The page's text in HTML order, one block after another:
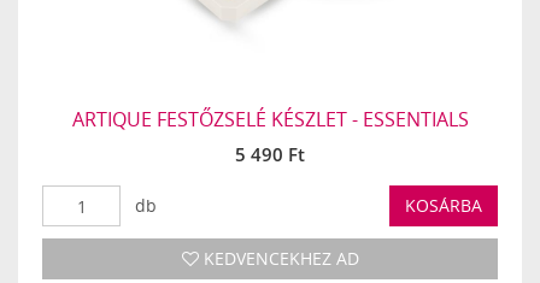
ARTIQUE FESTŐZSELÉ KÉSZLET - ESSENTIALS
5 490 Ft
db KOSÁRBA
KEDVENCEKHEZ AD